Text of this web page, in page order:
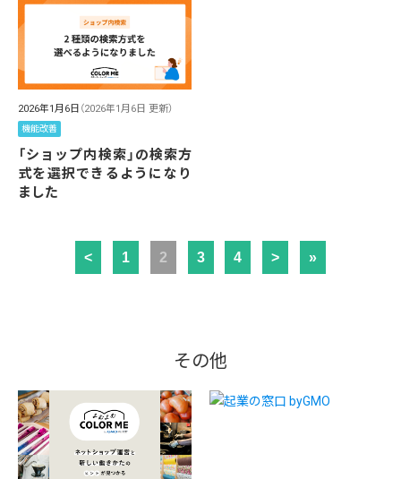
2026年1月6日 （2026年1月6日 更新）
機能改善
「ショップ内検索」の検索方
式を選択できるようになり
ました
< 1 2 3 4 > »
その他